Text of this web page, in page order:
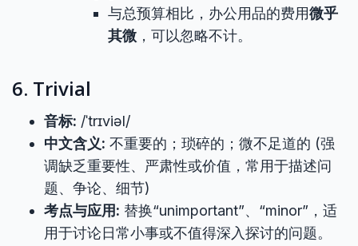
与总预算相比，办公用品的费用微乎
其微 ，可以忽略不计。
6. Trivial
音标: /ˈtrɪviəl/
中文含义: 不重要的；琐碎的；微不足道的 (强
调缺乏重要性、严肃性或价值，常用于描述问
题、争论、细节)
考点与应用: 替换“unimportant”、“minor”，适
用于讨论日常小事或不值得深入探讨的问题。